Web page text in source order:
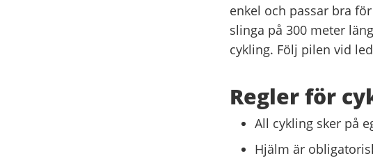
enkel och passar bra
slinga på 300 meter
cykling. Följ pilen vid
Regler för
All cykling sker på
Hjälm är